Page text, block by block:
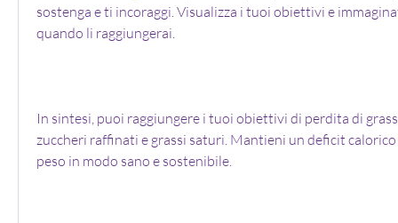
sostenga e ti incoraggi. Visualizza i tuoi obiettivi e
quando li raggiungerai.
In sintesi, puoi raggiungere i tuoi obiettivi di perdita di
zuccheri raffinati e grassi saturi. Mantieni un deficit
peso in modo sano e sostenibile.